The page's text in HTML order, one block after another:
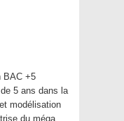
BAC +5
5 ans dans la
modélisation
du méga